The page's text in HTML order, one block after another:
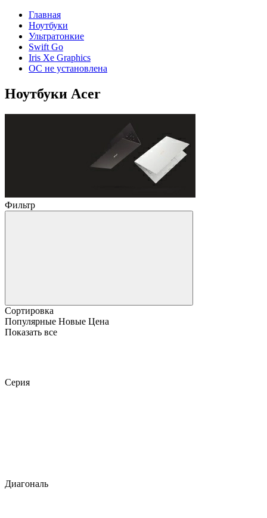
Главная
Ноутбуки
Ультратонкие
Swift Go
Iris Xe Graphics
ОС не установлена
Ноутбуки Acer
Фильтр
Сортировка
Популярные Новые Цена
Показать все
Серия
Диагональ